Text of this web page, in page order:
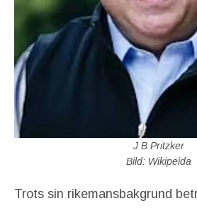
J B Pritzker
Bild: Wikipeida
Trots sin rikemansbakgrund